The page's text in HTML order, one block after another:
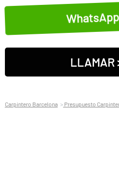
LLAMAR
Carpintero Barcelona Presupuesto